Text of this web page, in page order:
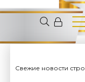
Свежие новости